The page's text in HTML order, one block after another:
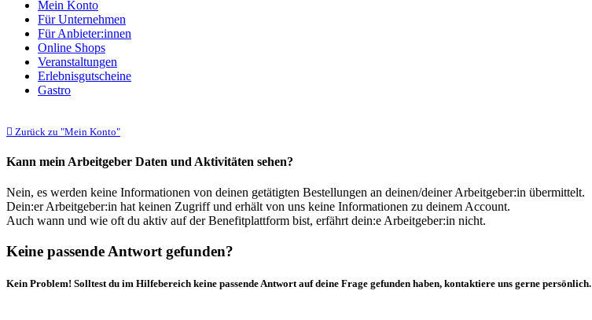
Mein Konto
Für Unternehmen
Für Anbieter:innen
Online Shops
Veranstaltungen
Erlebnisgutscheine
Gastro
Zurück zu "Mein Konto"
Kann mein Arbeitgeber Daten und Aktivitäten sehen?
Nein, es werden keine Informationen von deinen getätigten Bestellungen an deinen/deiner Arbeitgeber:in übermittelt.
Dein:er Arbeitgeber:in hat keinen Zugriff und erhält von uns keine Informationen zu deinem Account.
Auch wann und wie oft du aktiv auf der Benefitplattform bist, erfährt dein:e Arbeitgeber:in nicht.
Keine passende Antwort gefunden?
Kein Problem! Solltest du im Hilfebereich keine passende Antwort auf deine Frage gefunden haben, kontaktiere uns gerne persönlich.